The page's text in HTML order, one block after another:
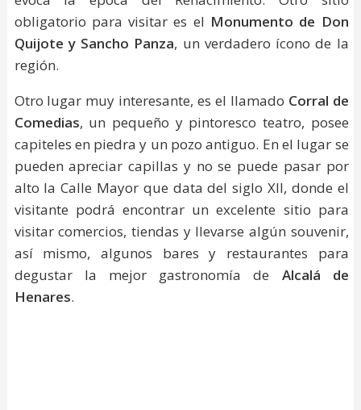
obligatorio para visitar es el Monumento de Don
Quijote y Sancho Panza, un verdadero ícono de la
región.
Otro lugar muy interesante, es el llamado Corral de
Comedias, un pequeño y pintoresco teatro, posee
capiteles en piedra y un pozo antiguo. En el lugar se
pueden apreciar capillas y no se puede pasar por
alto la Calle Mayor que data del siglo XII, donde el
visitante podrá encontrar un excelente sitio para
visitar comercios, tiendas y llevarse algún souvenir,
así mismo, algunos bares y restaurantes para
degustar la mejor gastronomía de Alcalá de
Henares.